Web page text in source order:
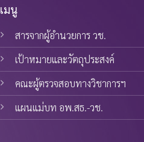
เมนู
สารจากผู้อำนวยการ วช.
เป้าหมายและวัตถุประสงค์
คณะผู้ตรวจสอบทางวิชาการฯ
แผนแม่บท อพ.สธ.-วช.